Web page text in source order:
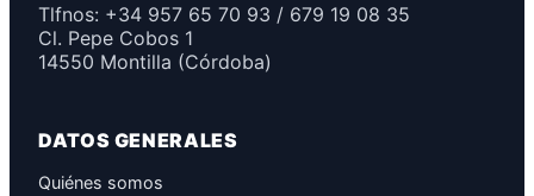
Tlfnos: +34 957 65 70 93 / 679 19 08 35
Cl. Pepe Cobos 1
14550 Montilla (Córdoba)
DATOS GENERALES
Quiénes somos